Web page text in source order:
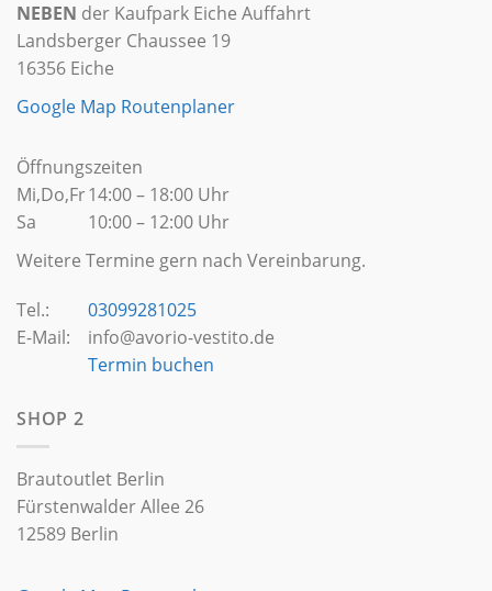
NEBEN der Kaufpark Eiche Auffahrt
Landsberger Chaussee 19
16356 Eiche
Google Map Routenplaner
Öffnungszeiten
Mi,Do,Fr
Sa
14:00 – 18:00 Uhr
10:00 – 12:00 Uhr
Weitere Termine gern nach Vereinbarung.
Tel.:
E-Mail:
03099281025
info@avorio-vestito.de
Termin buchen
SHOP 2
Brautoutlet Berlin
Fürstenwalder Allee 26
12589 Berlin